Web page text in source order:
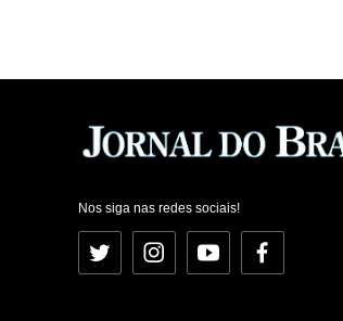
Nos siga nas redes sociais!
Twitter InstagramYouTubeFacebook